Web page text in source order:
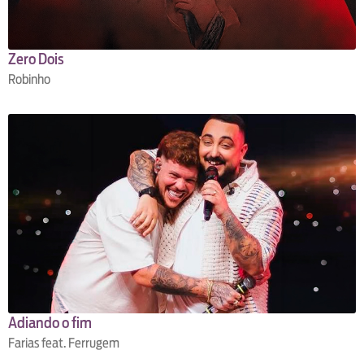
Zero Dois
Robinho
Adiando o fim
Farias feat. Ferrugem